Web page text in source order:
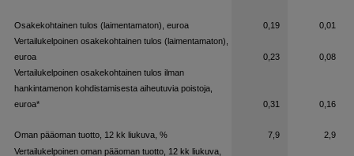
Osakekohtainen tulos (laimentamaton), euroa 0,19
0,01
Vertailukelpoinen osakekohtainen tulos (laimentamaton),
euroa
0,23
0,08
Vertailukelpoinen osakekohtainen tulos ilman
hankintamenon kohdistamisesta aiheutuvia poistoja,
euroa*
0,31 0,16
Oman pääoman tuotto, 12 kk liukuva, % 7,9
2,9
Vertailukelpoinen oman pääoman tuotto, 12 kk liukuva,